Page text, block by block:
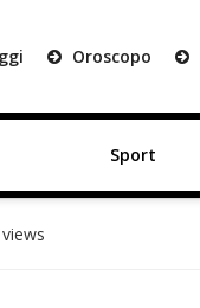
Oroscopo
Sport